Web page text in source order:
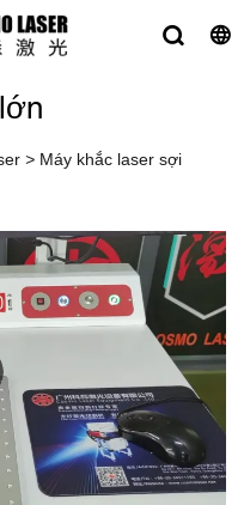
> Máy khắc laser sợi